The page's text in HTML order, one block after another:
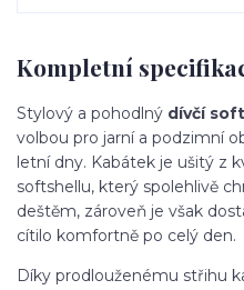
Kompletní
Stylový a pohodlný dívčí
volbou pro jarní a podzimní
letní dny. Kabátek je ušitý z
softshellu, který spolehlivě
deštěm, zároveň je však
cítilo komfortně po celý den.
Díky prodlouženému střihu